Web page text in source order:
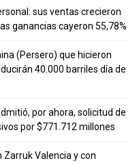
sus ventas crecieron
ganancias cayeron 55,78%
(Persero) que hicieron
40.000 barriles día de
por ahora, solicitud de
por $771.712 millones
Zarruk Valencia y con